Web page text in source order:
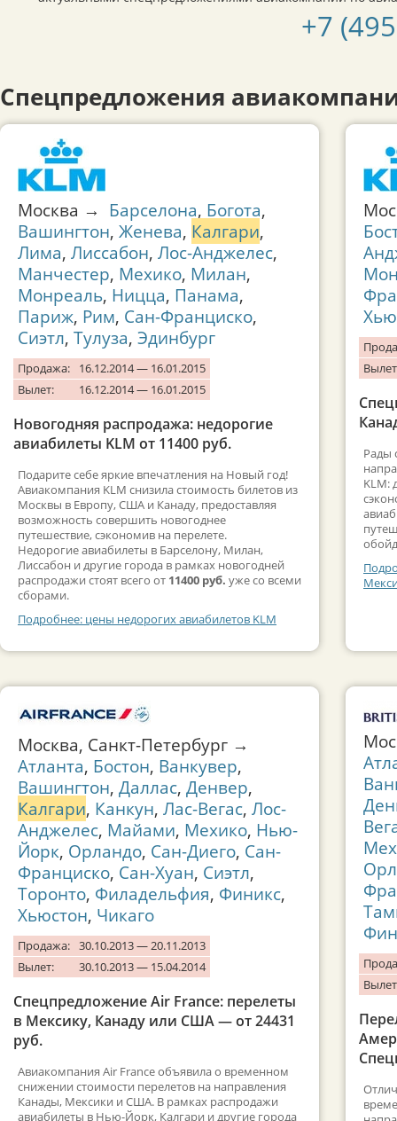
+7
Спецпредложения
Москва → Барселона, Богота,
Вашингтон, Женева, Калгари,
Лима, Лиссабон, Лос-Анджелес,
Манчестер, Мехико, Милан,
Монреаль, Ницца, Панама,
Париж, Рим, Сан-Франциско,
Сиэтл, Тулуза, Эдинбург
Продажа:
16.12.2014 — 16.01.2015
Вылет:
16.12.2014 — 16.01.2015
Новогодняя распродажа: недорогие
авиабилеты KLM от 11400 руб.
Подарите себе яркие впечатления на Новый год!
Авиакомпания KLM снизила стоимость билетов из
Москвы в Европу, США и Канаду, предоставляя
возможность совершить новогоднее
путешествие, сэкономив на перелете.
Недорогие авиабилеты в Барселону, Милан,
Лиссабон и другие города в рамках новогодней
распродажи стоят всего от 11400 руб. уже со всеми
сборами.
Подробнее: цены недорогих авиабилетов KLM
Москва, Санкт-Петербург →
Атланта, Бостон, Ванкувер,
Вашингтон, Даллас, Денвер,
Калгари, Канкун, Лас-Вегас, Лос-
Анджелес, Майами, Мехико, Нью-
Йорк, Орландо, Сан-Диего, Сан-
Франциско, Сан-Хуан, Сиэтл,
Торонто, Филадельфия, Финикс,
Хьюстон, Чикаго
Продажа: 30.10.2013 — 20.11.2013
Вылет:
30.10.2013 — 15.04.2014
Спецпредложение Air France: перелеты
в Мексику, Канаду или США — от 24431
руб.
Авиакомпания Air France объявила о временном
снижении стоимости перелетов на направления
Канады, Мексики и США. В рамках распродажи
авиабилеты в Нью-Йорк, Калгари и другие города
Рады
KLM: